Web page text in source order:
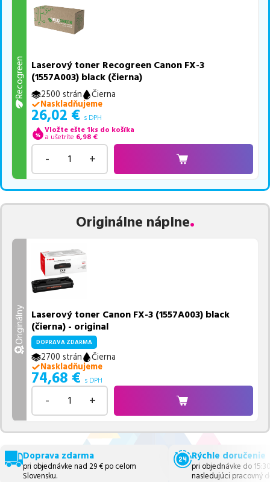
Recogreen Laserový toner Recogreen Canon FX-3
(1557A003) black (čierna)
2500 strán
Čierna
Naskladňujeme
26,02 € s DPH
Vložte ešte 1ks do košíka
a ušetríte 6,98 €
- +
Originálne náplne
Originálny Laserový toner Canon FX-3 (1557A003) black
(čierna) - original
DOPRAVA ZDARMA
2700 strán
Čierna
Naskladňujeme
74,68 € s DPH
- +
Doprava zdarma
pri objednávke nad 29 € po celom
Slovensku.
Rýchle doručenie
pri objednávke do
nasledujúci pracovný